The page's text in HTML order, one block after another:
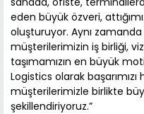
eden büyük özveri,
oluşturuyor. Aynı
müşterilerimizin iş birliği,
taşımamızın en büyük
Logistics olarak
müşterilerimizle birlikte
şekillendiriyoruz.”